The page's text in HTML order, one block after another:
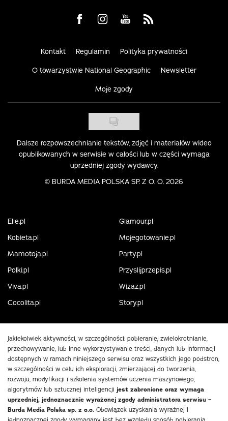
Visit us on Facebook
Visit us on Instagram
Visit us on Youtube
Visit us on Rss
Kontakt Regulamin Polityka prywatności
O towarzystwie National Geographic Newsletter
Moje zgody
Dalsze rozpowszechnianie tekstów, zdjęć i materiałów wideo
opublikowanych w serwisie w całości lub w części wymaga
uprzedniej zgody wydawcy.
© BURDA MEDIA POLSKA SP. Z O. O. 2026
Elle.pl
Glamour.pl
Kobieta.pl
Mojegotowanie.pl
Mamotoja.pl
Party.pl
Polki.pl
Przyslijprzepis.pl
Viva.pl
Wizaz.pl
Cocolita.pl
Story.pl
Jakiekolwiek aktywności, w szczególności: pobieranie, zwielokrotnianie,
przechowywanie, lub inne wykorzystywanie treści, danych lub informacji
dostępnych w ramach niniejszego serwisu oraz wszystkich jego podstron,
w szczególności w celu ich eksploracji, zmierzającej do tworzenia,
rozwoju, modyfikacji i szkolenia systemów uczenia maszynowego,
algorytmów lub sztucznej inteligencji jest zabronione oraz wymaga
uprzedniej, jednoznacznie wyrażonej zgody administratora serwisu –
Burda Media Polska sp. z o.o. Obowiązek uzyskania wyraźnej i